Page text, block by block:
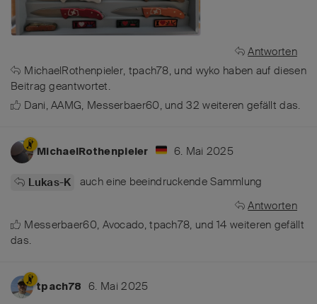
Antworten
MichaelRothenpieler, tpach78, und wyko haben auf diesen
Beitrag geantwortet.
Dani,AAMG, Messerbaer60, und32 weiteren gefällt das.
MichaelRothenpieler 6. Mai 2025
Lukas-K
auch eine beeindruckende Sammlung
Antworten
Messerbaer60, Avocado,tpach78, und14 weiteren gefällt
das.
tpach78 6. Mai 2025